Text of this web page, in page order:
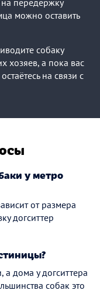
передержку
можно оставить
собаку
хозяев, а пока вас
на связи с
у метро
от размера
догситтер
а дома у догситтера
собак это